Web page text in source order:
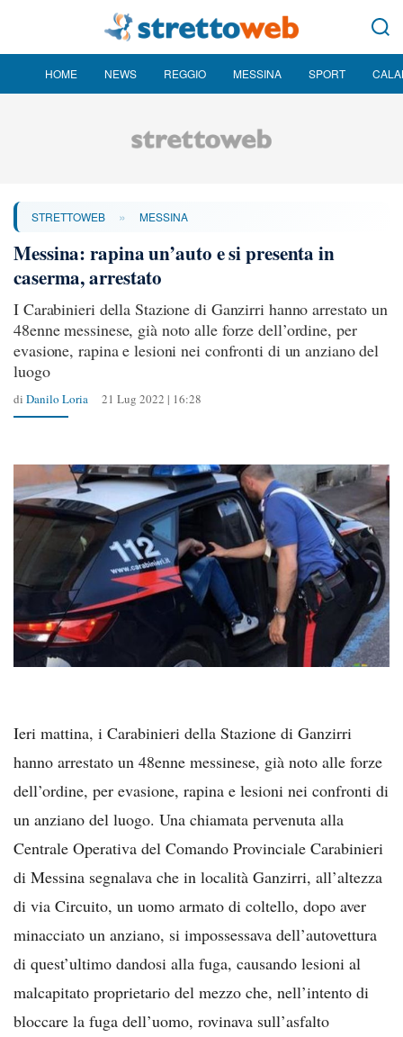
HOME NEWS REGGIO MESSINA SPORT
STRETTOWEB » MESSINA
Messina: rapina un’auto e si presenta in
caserma, arrestato
I Carabinieri della Stazione di Ganzirri hanno arrestato un
48enne messinese, già noto alle forze dell’ordine, per
evasione, rapina e lesioni nei confronti di un anziano del
luogo
di Danilo Loria 21 Lug 2022 | 16:28
Ieri mattina, i Carabinieri della Stazione di Ganzirri
hanno arrestato un 48enne messinese, già noto alle forze
dell’ordine, per evasione, rapina e lesioni nei confronti di
un anziano del luogo. Una chiamata pervenuta alla
Centrale Operativa del Comando Provinciale Carabinieri
di Messina segnalava che in località Ganzirri, all’altezza
di via Circuito, un uomo armato di coltello, dopo aver
minacciato un anziano, si impossessava dell’autovettura
di quest’ultimo dandosi alla fuga, causando lesioni al
malcapitato proprietario del mezzo che, nell’intento di
bloccare la fuga dell’uomo, rovinava sull’asfalto